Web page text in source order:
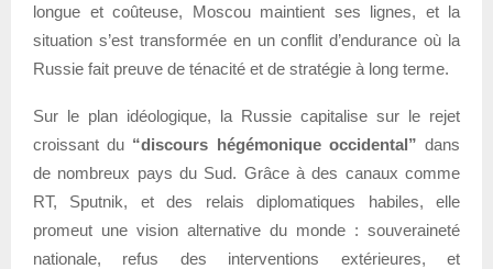
longue et coûteuse, Moscou maintient ses lignes, et la
situation s’est transformée en un conflit d’endurance où la
Russie fait preuve de ténacité et de stratégie à long terme.
Sur le plan idéologique, la Russie capitalise sur le rejet
croissant du “discours hégémonique occidental” dans
de nombreux pays du Sud. Grâce à des canaux comme
RT, Sputnik, et des relais diplomatiques habiles, elle
promeut une vision alternative du monde : souveraineté
nationale, refus des interventions extérieures, et